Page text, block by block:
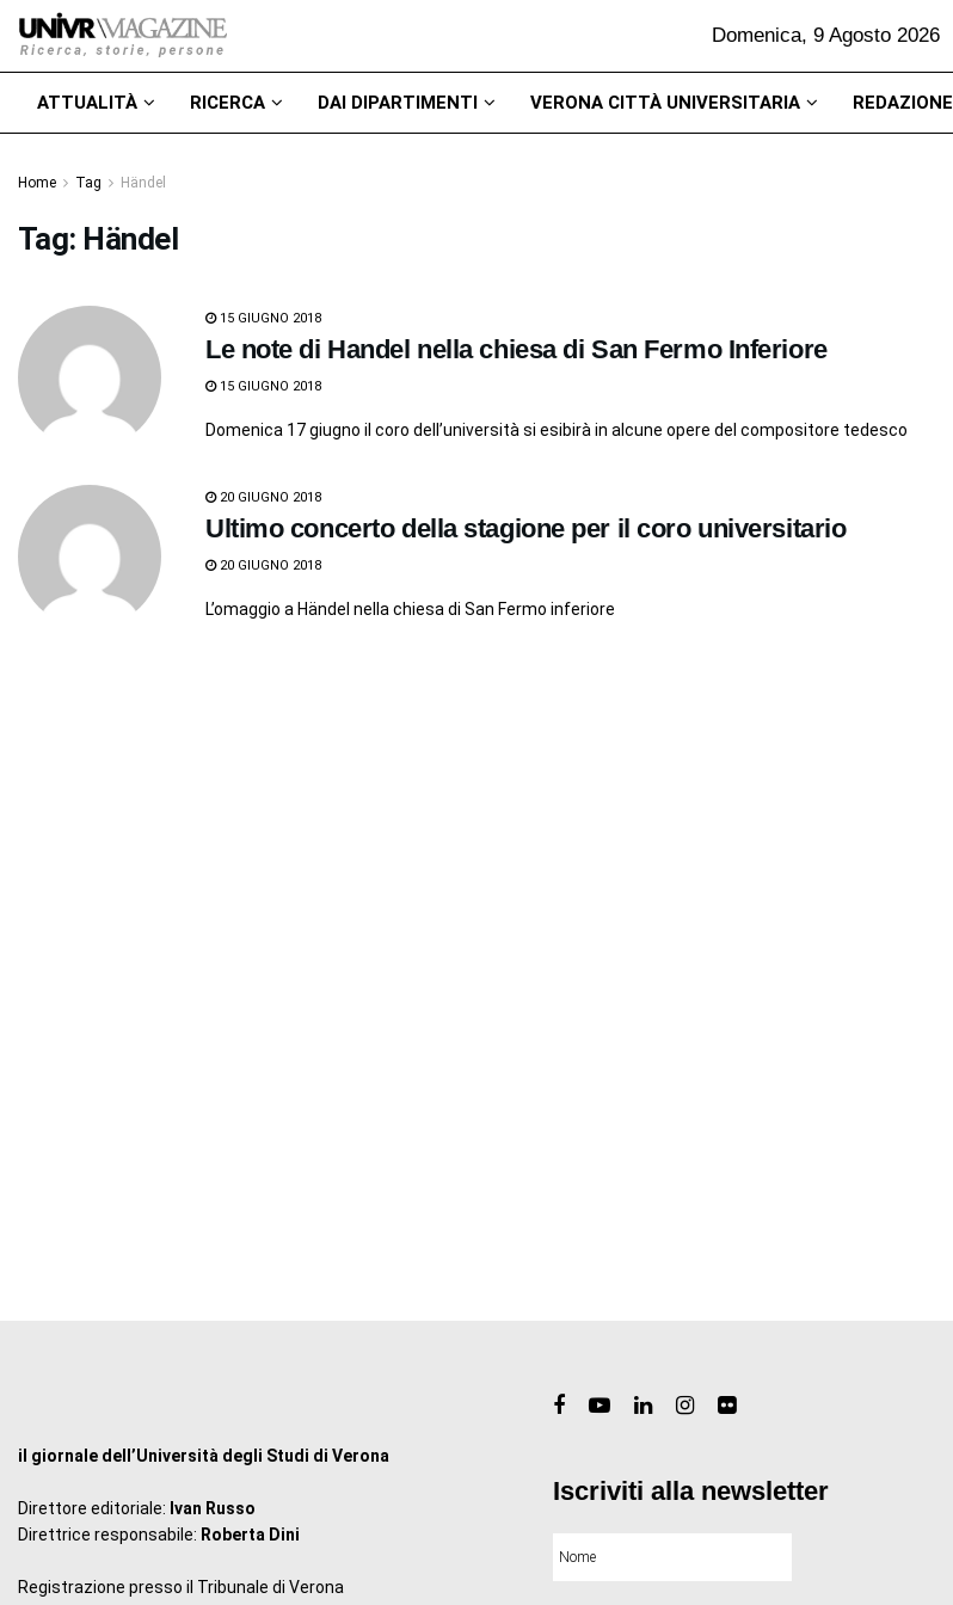
Domenica, 9 Agosto 2026
ATTUALITÀ RICERCA DAI DIPARTIMENTI VERONA CITTÀ UNIVERSITARIA REDAZIONE
Home Tag Händel
Tag: Händel
15 GIUGNO 2018
Le note di Handel nella chiesa di San Fermo Inferiore
15 GIUGNO 2018
Domenica 17 giugno il coro dell’università si esibirà in alcune opere del compositore tedesco
20 GIUGNO 2018
Ultimo concerto della stagione per il coro universitario
20 GIUGNO 2018
L’omaggio a Händel nella chiesa di San Fermo inferiore
il giornale dell’Università degli Studi di Verona
Direttore editoriale: Ivan Russo
Direttrice responsabile: Roberta Dini
Registrazione presso il Tribunale di Verona
Iscriviti alla newsletter